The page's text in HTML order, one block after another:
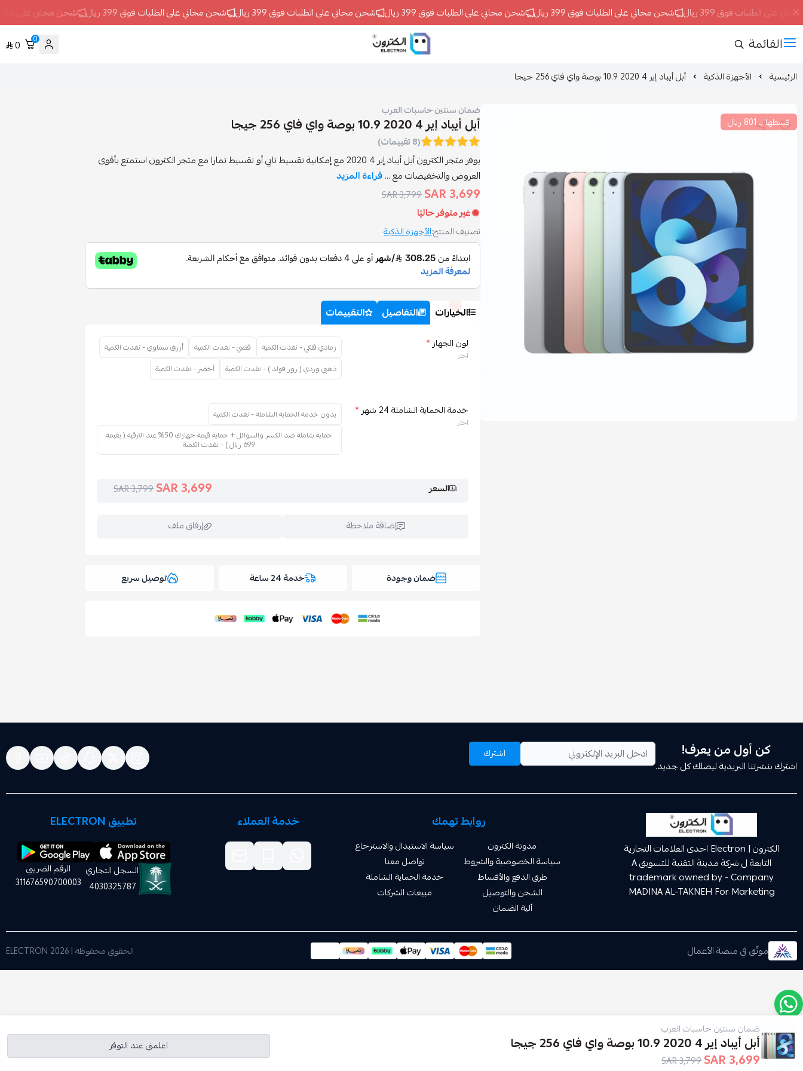
الطلبات فوق 399 ريال شحن مجاني على الطلبات فوق 399 ريال شحن مجاني على الطلبات فوق 399 ريال شحن مجاني على الطلبات فوق 399 ريال شحن مجاني على الطلبات فوق 399 ريال شحن مجاني على الطلبات فوق
القائمة ELECTRON
0
0
الرئيسية الأجهزة الذكية أبل أيباد إير 4 2020 10.9 بوصة واي فاي 256 جيجا
ضمان سنتين حاسبات العرب
أبل أيباد إير 4 2020 10.9 بوصة واي فاي 256 جيجا
(8 تقييمات)
يوفر متجر الكترون أبل أيباد إير 4 2020 مع إمكانية تقسيط تابي أو تقسيط تمارا مع متجر الكترون استمتع بأقوى
العروض والتخفيضات مع ...قراءة المزيد
3,699 SAR
3,799 SAR
غير متوفر حاليًا
تصنيف المنتج:الأجهزة الذكية
ضمان سنتين حاسبات العرب
أبل أيباد إير 4 2020 10.9 بوصة واي فاي 256 جيجا
3,699 SAR
3,799 SAR
اعلمني عند التوفر
الخيارات التفاصيل التقييمات
لون الجهاز *
اختر
رمادي فلكي - نفدت الكمية فضي - نفدت الكمية
أزرق سماوي - نفدت الكمية
ذهبي وردي ( روز قولد ) - نفدت الكمية
أخضر - نفدت الكمية
خدمة الحماية الشاملة 24 شهر *
اختر
بدون خدمة الحماية الشاملة - نفدت الكمية
حماية شاملة ضد الكسر والسوائل + حماية قيمة جهازك 50% عند الترقية ( بقيمة
699 ريال ) - نفدت الكمية
السعر 3,699 SAR
3,799 SAR
إضافة ملاحظة إرفاق ملف
اسحب و افلت الملف هنا
ضمان وجودة خدمة 24 ساعة توصيل سريع
كن أول من يعرف!
اشترك بنشرتنا البريدية ليصلك كل جديد.
اشترك
الكترون | Electron احدى العلامات التجارية
التابعة ل شركة مدينة التقنية للتسويق A
trademark owned by - Company
MADINA AL-TAKNEH For Marketing
روابط تهمك
مدونة الكترون
سياسة الخصوصية والشروط
طرق الدفع والأقساط
الشحن والتوصيل
ألية الضمان
سياسة الاستبدال والاسترجاع
تواصل معنا
خدمة الحماية الشاملة
مبيعات الشركات
خدمة العملاء تطبيق ELECTRON
السجل التجاري
4030325787
الرقم الضريبي
311676590700003
موثّق في منصة الأعمال الحقوق محفوظة | 2026 ELECTRON